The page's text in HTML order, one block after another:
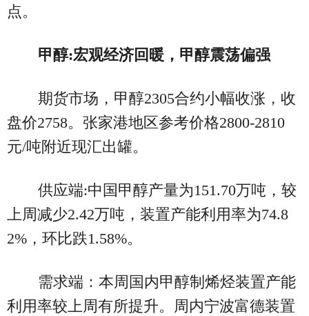
点。
甲醇:宏观经济回暖，甲醇震荡偏强
期货市场，甲醇2305合约小幅收涨，收
盘价2758。张家港地区参考价格2800-2810
元/吨附近现汇出罐。
供应端:中国甲醇产量为151.70万吨，较
上周减少2.42万吨，装置产能利用率为74.8
2%，环比跌1.58%。
需求端：本周国内甲醇制烯烃装置产能
利用率较上周有所提升。周内宁波富德装置